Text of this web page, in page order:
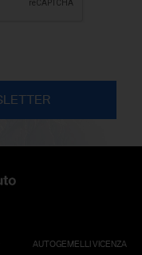
AUTOGEMELLI VICENZA